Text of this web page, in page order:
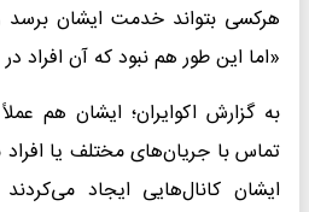
هرکسی بتواند خدمت ایشان
«اما این طور هم نبود که آن افراد
به گزارش اکوایران؛ ایشان هم
تماس با جریان‌های مختلف یا
ایشان کانال‌هایی ایجاد می‌کردند